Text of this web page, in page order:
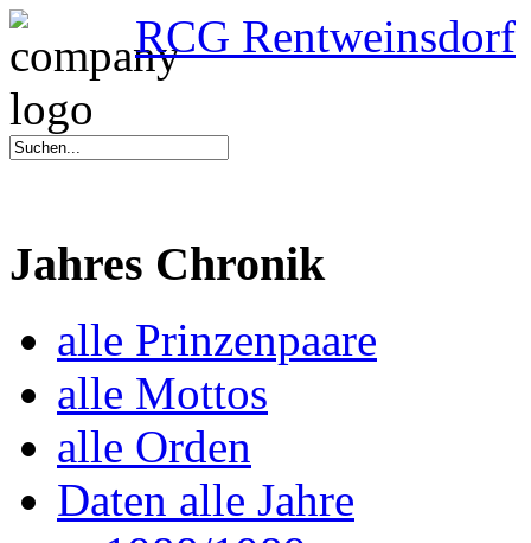
RCG Rentweinsdorf
Jahres Chronik
alle Prinzenpaare
alle Mottos
alle Orden
Daten alle Jahre